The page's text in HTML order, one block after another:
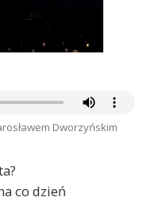
Dworzyńskim
co dzień